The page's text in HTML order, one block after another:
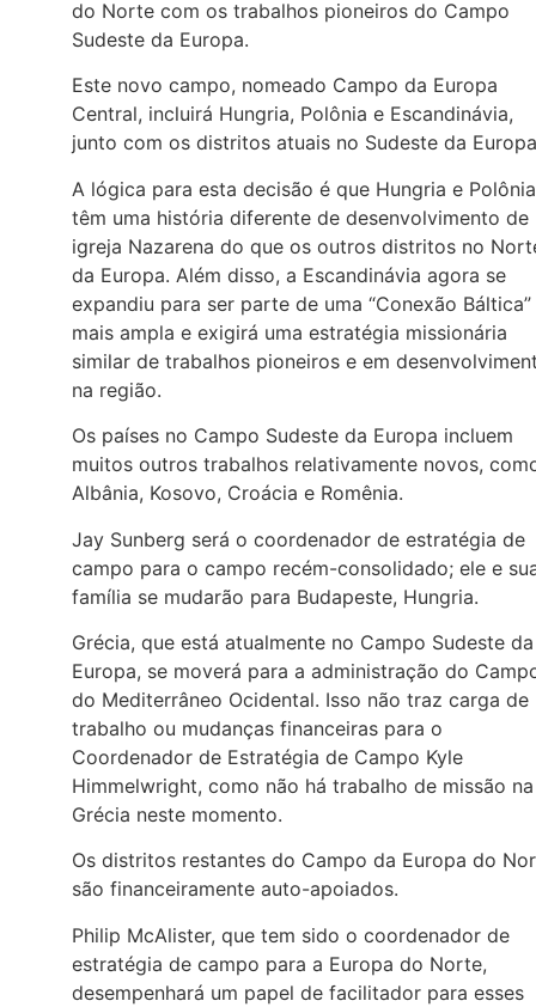
do Norte com os trabalhos pioneiros do Campo
Sudeste da Europa.
Este novo campo, nomeado Campo da Europa
Central, incluirá Hungria, Polônia e Escandinávia,
junto com os distritos atuais no Sudeste da
A lógica para esta decisão é que Hungria e Polônia
têm uma história diferente de desenvolvimento de
igreja Nazarena do que os outros distritos no
da Europa. Além disso, a Escandinávia agora se
expandiu para ser parte de uma “Conexão Báltica”
mais ampla e exigirá uma estratégia missionária
similar de trabalhos pioneiros e em
na região.
Os países no Campo Sudeste da Europa incluem
muitos outros trabalhos relativamente novos,
Albânia, Kosovo, Croácia e Romênia.
Jay Sunberg será o coordenador de estratégia de
campo para o campo recém-consolidado; ele e
família se mudarão para Budapeste, Hungria.
Grécia, que está atualmente no Campo Sudeste da
Europa, se moverá para a administração do
do Mediterrâneo Ocidental. Isso não traz carga de
trabalho ou mudanças financeiras para o
Coordenador de Estratégia de Campo Kyle
Himmelwright, como não há trabalho de missão na
Grécia neste momento.
Os distritos restantes do Campo da Europa do
são financeiramente auto-apoiados.
Philip McAlister, que tem sido o coordenador de
estratégia de campo para a Europa do Norte,
desempenhará um papel de facilitador para esses